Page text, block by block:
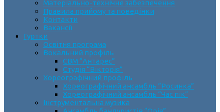
Матеріально-технічне забезпечення
Правила прийому та поведінки
Контакти
Вакансії
Гуртки
Освітня програма
Вокальний профіль
СВМ “Антарес”
Студія “Вікторія”
Хореографічний профіль
Хореографічний ансамбль “Росинка”
Хореографічний ансамбль “Час пік”
Інструментальна музика